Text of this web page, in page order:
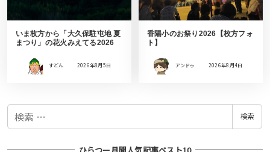
いま枚方から「大久保駐屯地 夏
まつり」の花火みえてる2026
すどん 2026年8月5日
香陽小のお祭り2026【枚方フォ
ト】
アンドゥ 2026年8月4日
検
検索